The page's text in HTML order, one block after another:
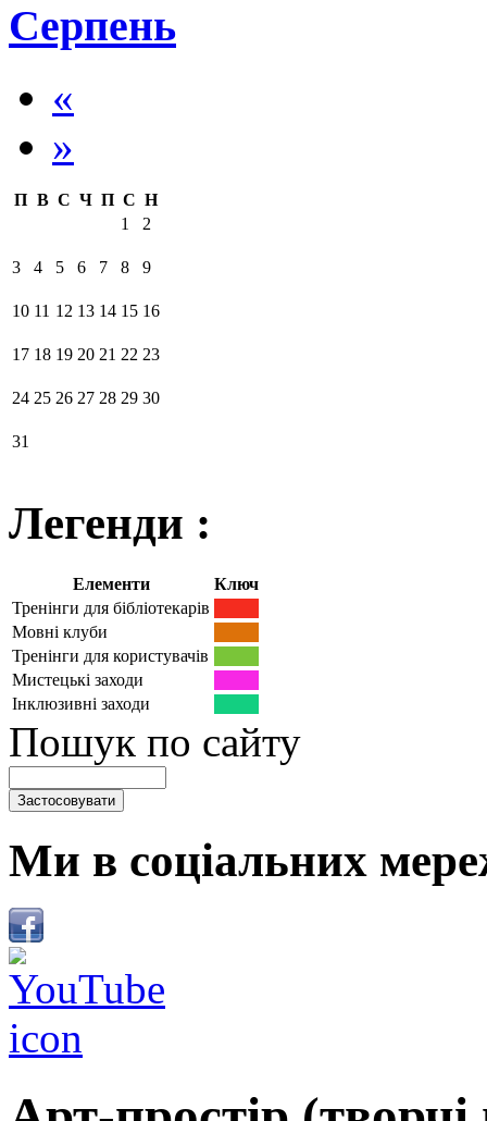
Серпень
«
»
П В С Ч П С Н
1
2
3 4 5 6 7 8 9
10 11 12 13 14 15 16
17 18 19 20 21 22 23
24 25 26 27 28 29 30
31
Легенди :
Елементи
Ключ
Тренінги для бібліотекарів
Мовні клуби
Тренінги для користувачів
Мистецькі заходи
Інклюзивні заходи
Пошук по сайту
Ми в соціальних